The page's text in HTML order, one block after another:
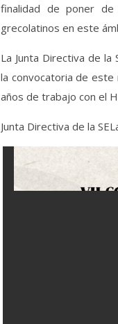
finalidad de poner
grecolatinos en este
La Junta Directiva de
la convocatoria de este
años de trabajo con el
Junta Directiva de la